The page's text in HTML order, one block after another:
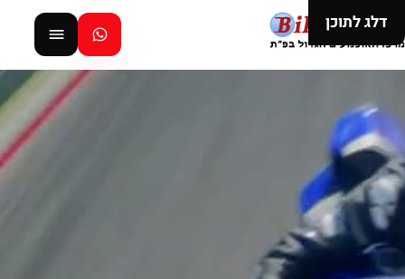
דלג לתוכן